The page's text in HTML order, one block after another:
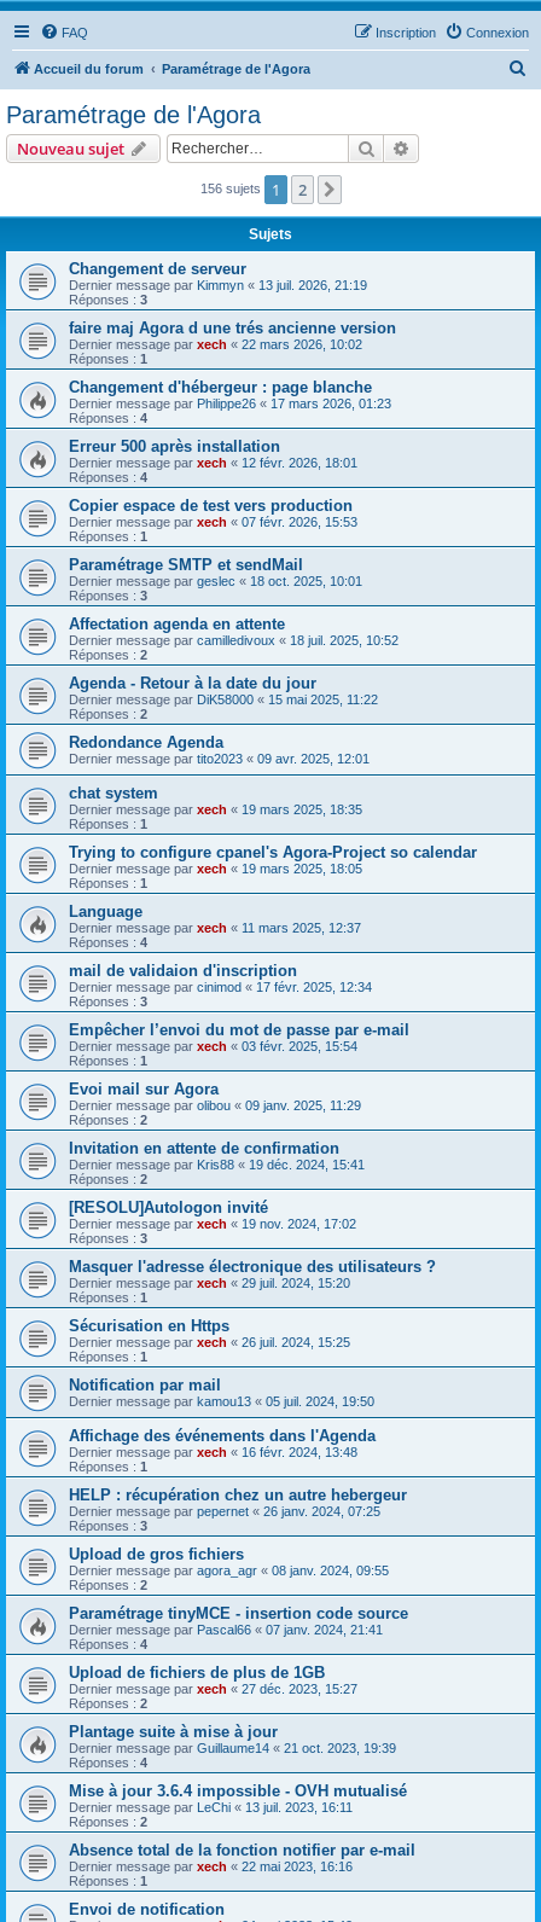
FAQ Connexion
Inscription
Accueil du forum Paramétrage de l'Agora
Paramétrage de l'Agora
Nouveau sujet Rechercher
156 sujets 1 2
Sujets
Changement de serveur
Dernier message par Kimmyn « 13 juil. 2026, 21:19
Réponses : 3
faire maj Agora d une trés ancienne version
Dernier message par xech « 22 mars 2026, 10:02
Réponses : 1
Changement d'hébergeur : page blanche
Dernier message par Philippe26 « 17 mars 2026, 01:23
Réponses : 4
Erreur 500 après installation
Dernier message par xech « 12 févr. 2026, 18:01
Réponses : 4
Copier espace de test vers production
Dernier message par xech « 07 févr. 2026, 15:53
Réponses : 1
Paramétrage SMTP et sendMail
Dernier message par geslec « 18 oct. 2025, 10:01
Réponses : 3
Affectation agenda en attente
Dernier message par camilledivoux « 18 juil. 2025, 10:52
Réponses : 2
Agenda - Retour à la date du jour
Dernier message par DiK58000 « 15 mai 2025, 11:22
Réponses : 2
Redondance Agenda
Dernier message par tito2023 « 09 avr. 2025, 12:01
chat system
Dernier message par xech « 19 mars 2025, 18:35
Réponses : 1
Trying to configure cpanel's Agora-Project so calendar
Dernier message par xech « 19 mars 2025, 18:05
Réponses : 1
Language
Dernier message par xech « 11 mars 2025, 12:37
Réponses : 4
mail de validaion d'inscription
Dernier message par cinimod « 17 févr. 2025, 12:34
Réponses : 3
Empêcher l’envoi du mot de passe par e-mail
Dernier message par xech « 03 févr. 2025, 15:54
Réponses : 1
Evoi mail sur Agora
Dernier message par olibou « 09 janv. 2025, 11:29
Réponses : 2
Invitation en attente de confirmation
Dernier message par Kris88 « 19 déc. 2024, 15:41
Réponses : 2
[RESOLU]Autologon invité
Dernier message par xech « 19 nov. 2024, 17:02
Réponses : 3
Masquer l'adresse électronique des utilisateurs ?
Dernier message par xech « 29 juil. 2024, 15:20
Réponses : 1
Sécurisation en Https
Dernier message par xech « 26 juil. 2024, 15:25
Réponses : 1
Notification par mail
Dernier message par kamou13 « 05 juil. 2024, 19:50
Affichage des événements dans l'Agenda
Dernier message par xech « 16 févr. 2024, 13:48
Réponses : 1
HELP : récupération chez un autre hebergeur
Dernier message par pepernet « 26 janv. 2024, 07:25
Réponses : 3
Upload de gros fichiers
Dernier message par agora_agr « 08 janv. 2024, 09:55
Réponses : 2
Paramétrage tinyMCE - insertion code source
Dernier message par Pascal66 « 07 janv. 2024, 21:41
Réponses : 4
Upload de fichiers de plus de 1GB
Dernier message par xech « 27 déc. 2023, 15:27
Réponses : 2
Plantage suite à mise à jour
Dernier message par Guillaume14 « 21 oct. 2023, 19:39
Réponses : 4
Mise à jour 3.6.4 impossible - OVH mutualisé
Dernier message par LeChi « 13 juil. 2023, 16:11
Réponses : 2
Absence total de la fonction notifier par e-mail
Dernier message par xech « 22 mai 2023, 16:16
Réponses : 1
Envoi de notification